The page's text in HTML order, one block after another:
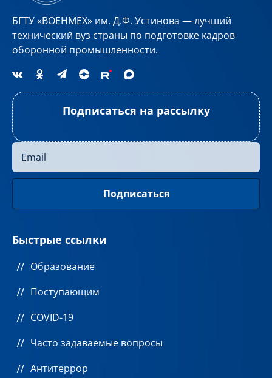
БГТУ «ВОЕНМЕХ» им. Д.Ф. Устинова — лучший
технический вуз страны по подготовке кадров
оборонной промышленности.
Подписаться на рассылку
Быстрые ссылки
Образование
Поступающим
COVID-19
Часто задаваемые вопросы
Антитеррор